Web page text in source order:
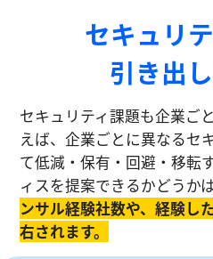
セキュリ
引き出
セキュリティ課題も企業ご
えば、企業ごとに異なるセ
て低減・保有・回避・移転
ィスを提案できるかどうかは
ンサル経験社数や、経験し
右されます。